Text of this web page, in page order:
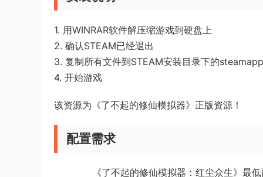
1. 用WINRAR软件解压缩游戏到硬盘上
2. 确认STEAM已经退出
3. 复制所有文件到STEAM安装目录下的
4. 开始游戏
该资源为《了不起的修仙模拟器》正版资源！
配置需求
《了不起的修仙模拟器：红尘众生》最